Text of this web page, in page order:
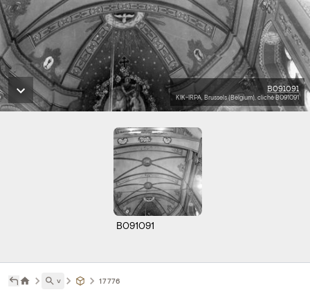
B091091
KIK-IRPA, Brussels (Belgium), cliché B091091
B091091
˅ 17776